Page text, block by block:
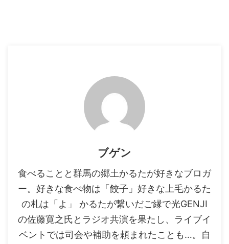
ブゲン
食べることと群馬の郷土かるたが好きなブロガ
ー。好きな食べ物は「餃子」好きな上毛かるた
の札は「よ」 かるたが繋いだご縁で光GENJI
の佐藤寛之氏とラジオ共演を果たし、ライブイ
ベントでは司会や補助を頼まれたことも…。自